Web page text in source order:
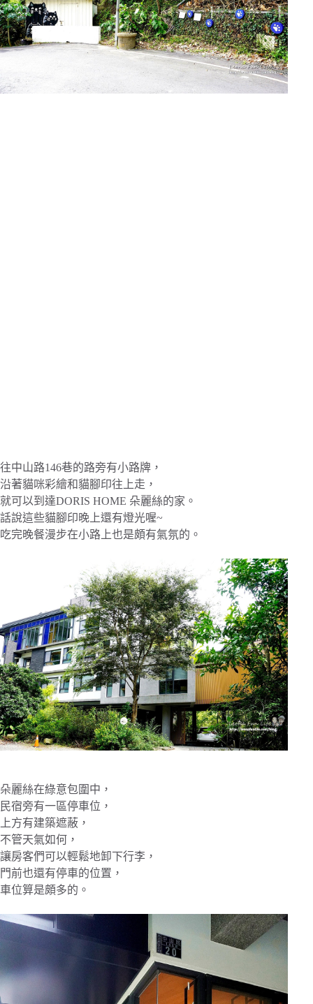
往中山路146巷的路旁有小路牌，
沿著貓咪彩繪和貓腳印往上走，
就可以到達DORIS HOME 朵麗絲的家。
話說這些貓腳印晚上還有燈光喔~
吃完晚餐漫步在小路上也是頗有氣氛的。
朵麗絲在綠意包圍中，
民宿旁有一區停車位，
上方有建築遮蔽，
不管天氣如何，
讓房客們可以輕鬆地卸下行李，
門前也還有停車的位置，
車位算是頗多的。